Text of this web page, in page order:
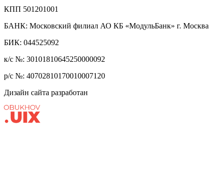
КПП 501201001
БАНК: Московский филиал АО КБ «МодульБанк» г. Москва
БИК: 044525092
к/с №: 30101810645250000092
р/с №: 40702810170010007120
Дизайн сайта разработан